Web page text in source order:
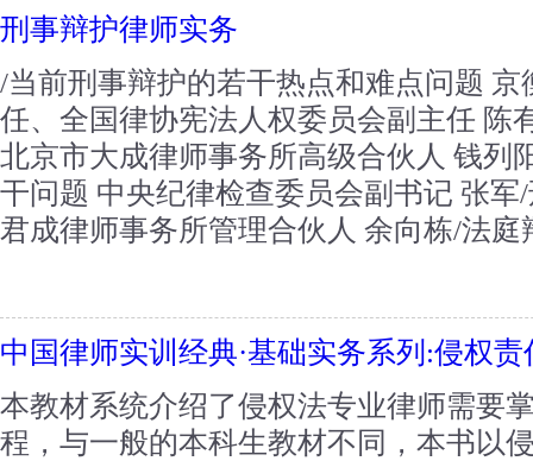
刑事辩护律师实务
/当前刑事辩护的若干热点和难点问题
任、全国律协宪法人权委员会副主任 陈
北京市大成律师事务所高级合伙人 钱列
干问题 中央纪律检查委员会副书记 张
君成律师事务所管理合伙人 余向栋/法庭
中国律师实训经典·基础实务系列:侵权
本教材系统介绍了侵权法专业律师需要
程，与一般的本科生教材不同，本书以